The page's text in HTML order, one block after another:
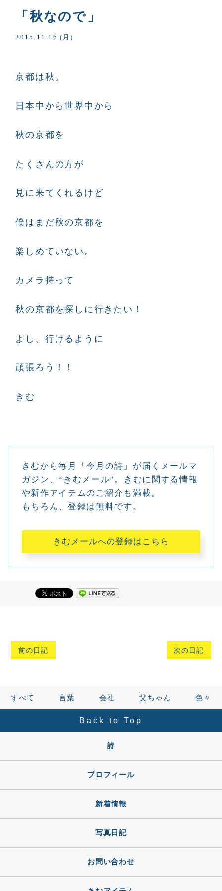
「秋なので」
2015.11.16 (月)
京都は秋。
日本中から世界中から
秋の京都を
たくさんの方が
見に来てくれるけど
僕はまだ秋の京都を
楽しめていない。
カメラ持って
秋の京都を探しに行きたい！
よし、行けるように
頑張ろう！！
きむ
きむから毎月「今月の詩」が届くメールマ
ガジン、“きむメール”。きむに関する情報
や新作アイテムのご紹介も満載。
もちろん、登録は無料です。
きむメールへの登録はこちら
前の日記 次の日記
すべて 言葉 会社 父ちゃん 色々
Back to Top
詩
プロフィール
新着情報
写真日記
お問い合わせ